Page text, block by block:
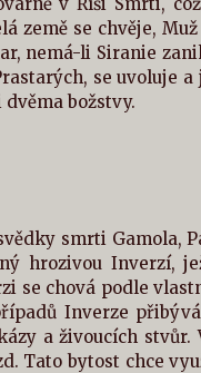
země se chvěje,
nemá-li Siranie
se uvoluje a
božstvy.
smrti Gamola,
hrozivou Inverzí,
se chová podle
Inverze
a živoucích stvůr.
Tato bytost chce